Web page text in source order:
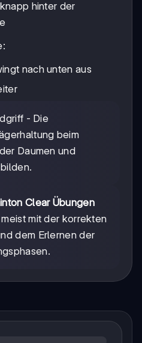
hinter der
nach unten aus
- Die
beim
Daumen und
Clear Übungen
mit der korrekten
dem Erlernen der